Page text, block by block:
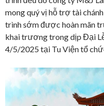
mong quý vị hỗ trợ tài
trình sớm được hoàn mãn
khai trương trong dịp Đại
4/5/2025 tại Tu Viện tổ